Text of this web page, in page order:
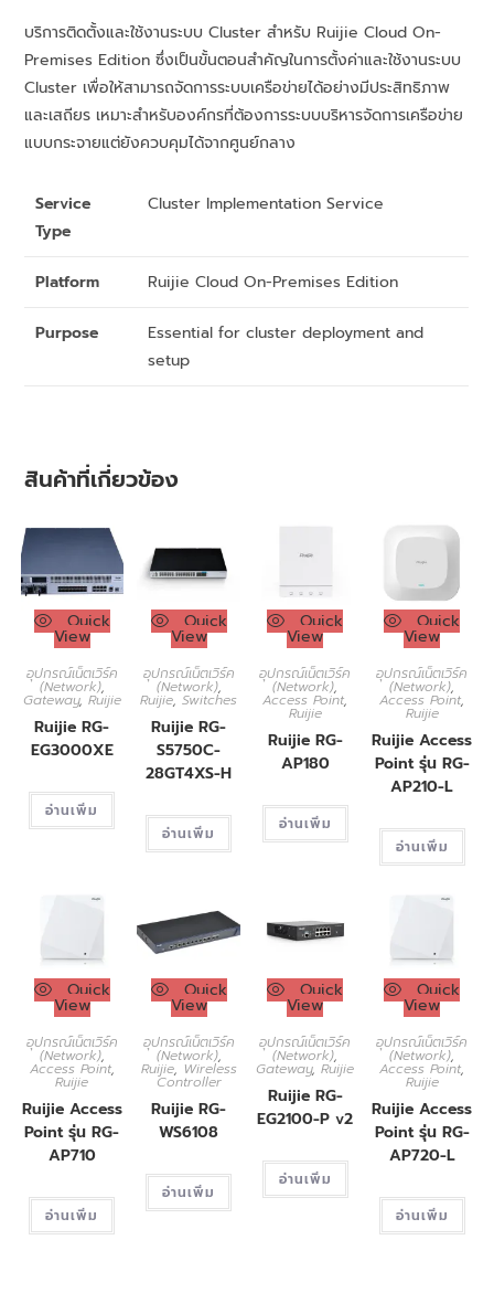
บริการติดตั้งและใช้งานระบบ Cluster สำหรับ Ruijie Cloud On-
Premises Edition ซึ่งเป็นขั้นตอนสำคัญในการตั้งค่าและใช้งานระบบ
Cluster เพื่อให้สามารถจัดการระบบเครือข่ายได้อย่างมีประสิทธิภาพ
และเสถียร เหมาะสำหรับองค์กรที่ต้องการระบบบริหารจัดการเครือข่าย
แบบกระจายแต่ยังควบคุมได้จากศูนย์กลาง
Service
Type
Cluster Implementation Service
Platform Ruijie Cloud On-Premises Edition
Purpose
Essential for cluster deployment and
setup
สินค้าที่เกี่ยวข้อง
Quick
View
อุปกรณ์เน็ตเวิร์ค
(Network),
Gateway, Ruijie
Ruijie RG-
EG3000XE
อ่านเพิ่ม
Quick
View
อุปกรณ์เน็ตเวิร์ค
(Network),
Ruijie,Switches
Ruijie RG-
S5750C-
28GT4XS-H
อ่านเพิ่ม
Quick
View
อุปกรณ์เน็ตเวิร์ค
(Network),
Access Point,
Ruijie
Ruijie RG-
AP180
อ่านเพิ่ม
Quick
View
อุปกรณ์เน็ตเวิร์ค
(Network),
Access Point,
Ruijie
Ruijie Access
Point รุ่น RG-
AP210-L
อ่านเพิ่ม
Quick
View
อุปกรณ์เน็ตเวิร์ค
(Network),
Access Point,
Ruijie
Ruijie Access
Point รุ่น RG-
AP710
อ่านเพิ่ม
Quick
View
อุปกรณ์เน็ตเวิร์ค
(Network),
Ruijie, Wireless
Controller
Ruijie RG-
WS6108
อ่านเพิ่ม
Quick
View
อุปกรณ์เน็ตเวิร์ค
(Network),
Gateway,Ruijie
Ruijie RG-
EG2100-P v2
อ่านเพิ่ม
Quick
View
อุปกรณ์เน็ตเวิร์ค
(Network),
Access Point,
Ruijie
Ruijie Access
Point รุ่น RG-
AP720-L
อ่านเพิ่ม